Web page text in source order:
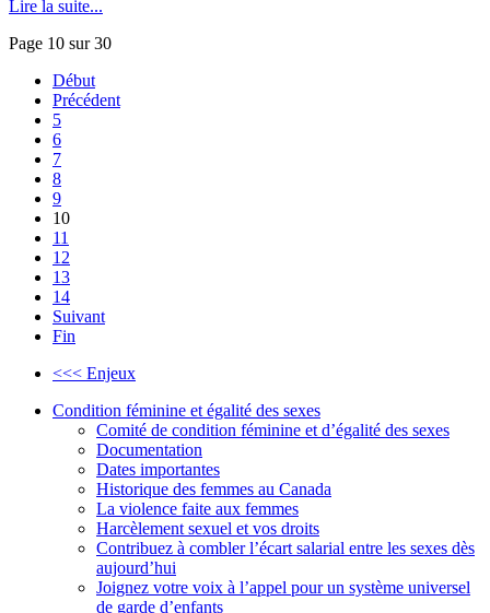
Lire la suite...
Page 10 sur 30
Début
Précédent
5
6
7
8
9
10
11
12
13
14
Suivant
Fin
<<< Enjeux
Condition féminine et égalité des sexes
Comité de condition féminine et d’égalité des sexes
Documentation
Dates importantes
Historique des femmes au Canada
La violence faite aux femmes
Harcèlement sexuel et vos droits
Contribuez à combler l’écart salarial entre les sexes dès
aujourd’hui
Joignez votre voix à l’appel pour un système universel
de garde d’enfants